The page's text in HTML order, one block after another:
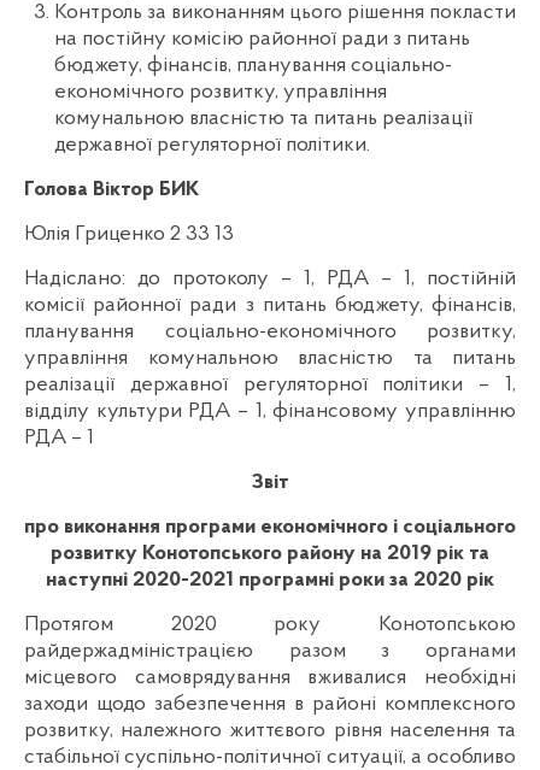
Контроль за виконанням цього рішення покласти
на постійну комісію районної ради з питань
бюджету, фінансів, планування соціально-
економічного розвитку, управління
комунальною власністю та питань реалізації
державної регуляторної політики.
Голова Віктор БИК
Юлія Гриценко 2 33 13
Надіслано: до протоколу – 1, РДА – 1, постійній
комісії районної ради з питань бюджету, фінансів,
планування соціально-економічного розвитку,
управління комунальною власністю та питань
реалізації державної регуляторної політики – 1,
відділу культури РДА – 1, фінансовому управлінню
РДА – 1
Звіт
про виконання програми економічного і соціального
розвитку Конотопського району на 2019 рік та
наступні 2020-2021 програмні роки за 2020 рік
Протягом 2020 року Конотопською
райдержадміністрацією разом з органами
місцевого самоврядування вживалися необхідні
заходи щодо забезпечення в районі комплексного
розвитку, належного життєвого рівня населення та
стабільної суспільно-політичної ситуації, а особливо